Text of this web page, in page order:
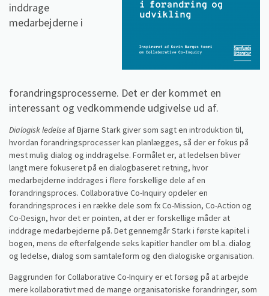
inddrage
medarbejderne i
forandringsprocesserne. Det er der kommet en
interessant og vedkommende udgivelse ud af.
Dialogisk ledelse af Bjarne Stark giver som sagt en introduktion til,
hvordan forandringsprocesser kan planlægges, så der er fokus på
mest mulig dialog og inddragelse. Formålet er, at ledelsen bliver
langt mere fokuseret på en dialogbaseret retning, hvor
medarbejderne inddrages i flere forskellige dele af en
forandringsproces. Collaborative Co-Inquiry opdeler en
forandringsproces i en række dele som fx Co-Mission, Co-Action og
Co-Design, hvor det er pointen, at der er forskellige måder at
inddrage medarbejderne på. Det gennemgår Stark i første kapitel i
bogen, mens de efterfølgende seks kapitler handler om bl.a. dialog
og ledelse, dialog som samtaleform og den dialogiske organisation.
Baggrunden for Collaborative Co-Inquiry er et forsøg på at arbejde
mere kollaborativt med de mange organisatoriske forandringer, som